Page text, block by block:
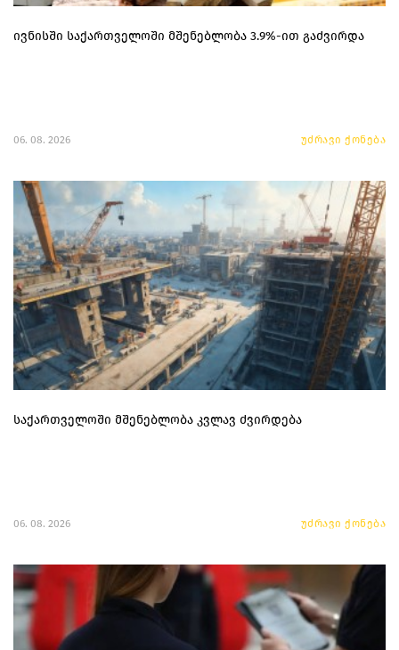
ივნისში საქართველოში მშენებლობა 3.9%-ით გაძვირდა
06. 08. 2026 უძრავი ქონება
საქართველოში მშენებლობა კვლავ ძვირდება
06. 08. 2026 უძრავი ქონება